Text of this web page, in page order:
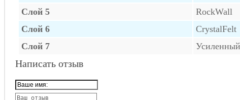
Слой 5
RockWall
Слой 6
CrystalFelt
Слой 7
Написать отзыв